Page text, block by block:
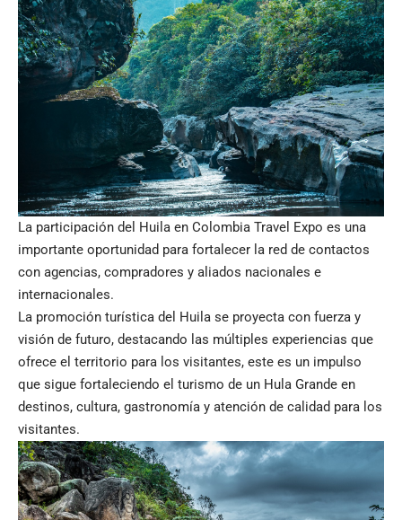
La participación del Huila en Colombia Travel Expo es una
importante oportunidad para fortalecer la red de contactos
con agencias, compradores y aliados nacionales e
internacionales.
La promoción turística del Huila se proyecta con fuerza y
visión de futuro, destacando las múltiples experiencias que
ofrece el territorio para los visitantes, este es un impulso
que sigue fortaleciendo el turismo de un Hula Grande en
destinos, cultura, gastronomía y atención de calidad para los
visitantes.